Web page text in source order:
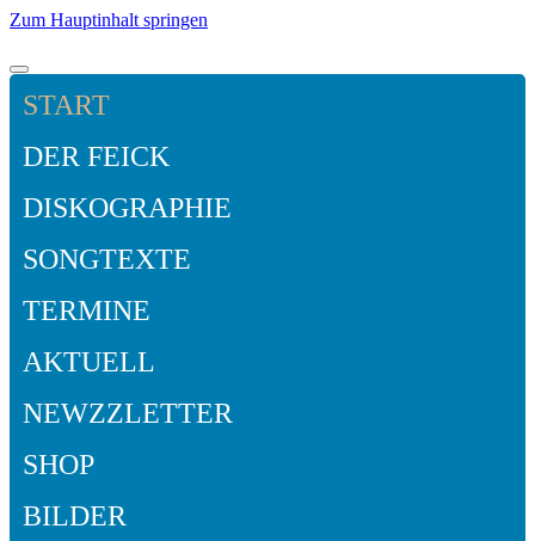
Zum Hauptinhalt springen
START
DER FEICK
DISKOGRAPHIE
SONGTEXTE
TERMINE
AKTUELL
NEWZZLETTER
SHOP
BILDER